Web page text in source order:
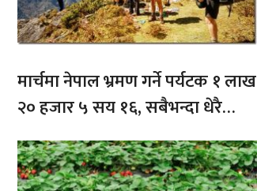
मार्चमा नेपाल भ्रमण गर्ने पर्यटक १ लाख
२० हजार ५ सय १६, सबैभन्दा धेरै
भारतबाट